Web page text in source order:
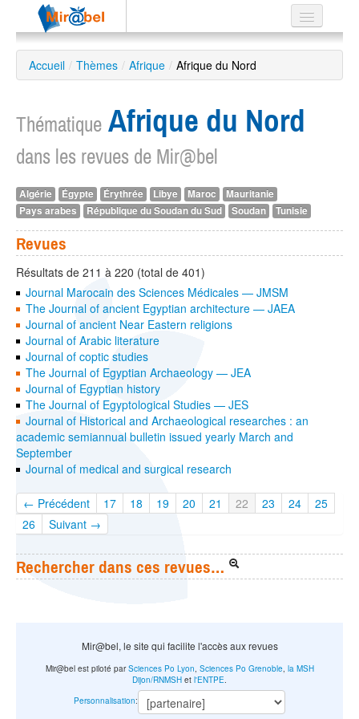
Le réseau
Soutien
Recherche
avancée
EN
ES
Accueil / Thèmes / Afrique / Afrique du Nord
Thématique Afrique du Nord
dans les revues de Mir@bel
Algérie Égypte Érythrée Libye Maroc
Mauritanie
Pays arabes
République du Soudan du Sud Soudan Tunisie
Revues
Résultats de 211 à 220 (total de 401)
Journal Marocain des Sciences Médicales — JMSM
The Journal of ancient Egyptian architecture — JAEA
Journal of ancient Near Eastern religions
Journal of Arabic literature
Journal of coptic studies
The Journal of Egyptian Archaeology — JEA
Journal of Egyptian history
The Journal of Egyptological Studies — JES
Journal of Historical and Archaeological researches : an
academic semiannual bulletin issued yearly March and
September
Journal of medical and surgical research
← Précédent 17 18 19 20 21 22 23 24
25
26
Suivant →
Rechercher dans ces revues…
Mir@bel, le site qui facilite l'accès aux revues
Mir@bel est piloté parSciences Po Lyon Sciences Po Grenoble, la MSH
Dijon/RNMSH et l'ENTPE
Personnalisation: